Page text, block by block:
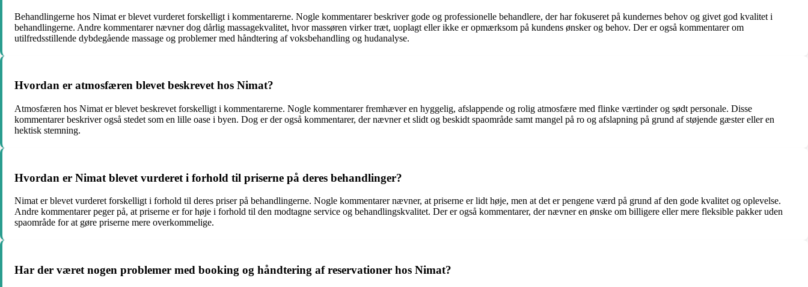
Behandlingerne hos Nimat er blevet vurderet forskelligt i kommentarerne. Nogle kommentarer beskriver gode og professionelle behandlere, der har fokuseret på kundernes behov og givet god kvalitet i
behandlingerne. Andre kommentarer nævner dog dårlig massagekvalitet, hvor massøren virker træt, uoplagt eller ikke er opmærksom på kundens ønsker og behov. Der er også kommentarer om
utilfredsstillende dybdegående massage og problemer med håndtering af voksbehandling og hudanalyse.
Hvordan er atmosfæren blevet beskrevet hos Nimat?
Atmosfæren hos Nimat er blevet beskrevet forskelligt i kommentarerne. Nogle kommentarer fremhæver en hyggelig, afslappende og rolig atmosfære med flinke værtinder og sødt personale. Disse
kommentarer beskriver også stedet som en lille oase i byen. Dog er der også kommentarer, der nævner et slidt og beskidt spaområde samt mangel på ro og afslapning på grund af støjende gæster eller en
hektisk stemning.
Hvordan er Nimat blevet vurderet i forhold til priserne på deres behandlinger?
Nimat er blevet vurderet forskelligt i forhold til deres priser på behandlingerne. Nogle kommentarer nævner, at priserne er lidt høje, men at det er pengene værd på grund af den gode kvalitet og oplevelse.
Andre kommentarer peger på, at priserne er for høje i forhold til den modtagne service og behandlingskvalitet. Der er også kommentarer, der nævner en ønske om billigere eller mere fleksible pakker uden
spaområde for at gøre priserne mere overkommelige.
Har der været nogen problemer med booking og håndtering af reservationer hos Nimat?